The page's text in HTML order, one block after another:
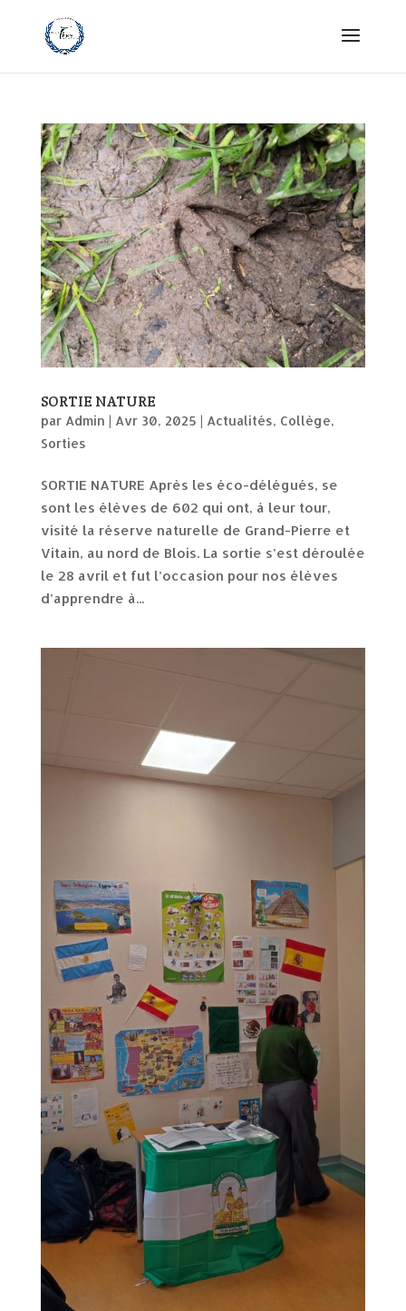
SORTIE NATURE
par Admin | Avr 30, 2025 | Actualités, Collège,
Sorties
SORTIE NATURE Après les éco-délégués, se
sont les élèves de 602 qui ont, à leur tour,
visité la réserve naturelle de Grand-Pierre et
Vitain, au nord de Blois. La sortie s’est déroulée
le 28 avril et fut l’occasion pour nos élèves
d’apprendre à...